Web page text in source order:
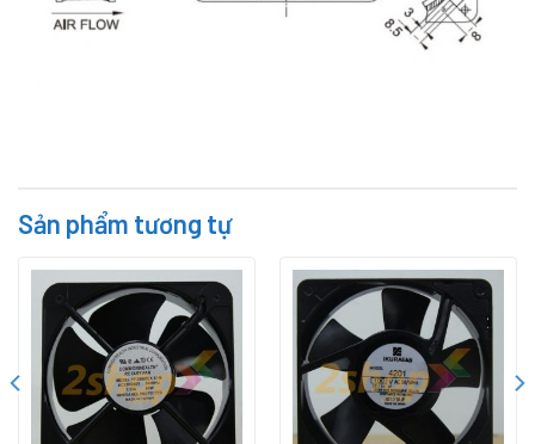
Sản phẩm tương tự